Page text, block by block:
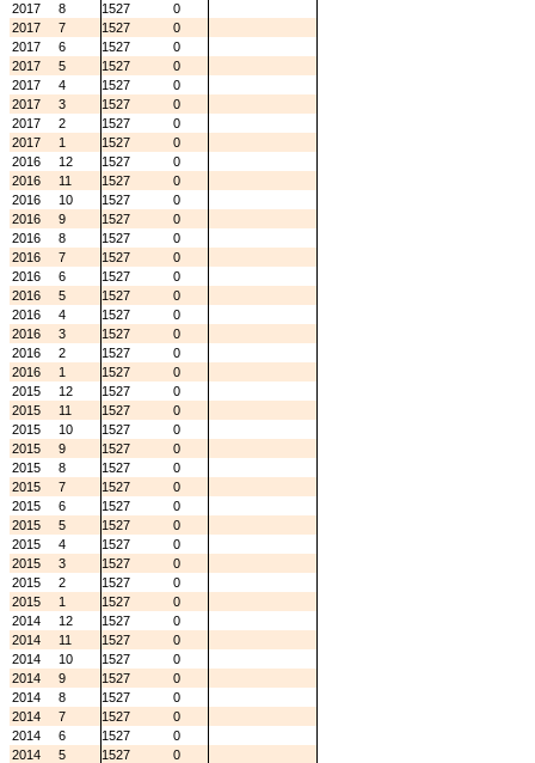
2017
8 1527
0
2017
7 1527
0
2017
6 1527
0
2017
5 1527
0
2017
4 1527
0
2017
3 1527
0
2017
2 1527
0
2017
1 1527
0
2016
12 1527
0
2016
11 1527
0
2016
10 1527
0
2016
9 1527
0
2016
8 1527
0
2016
7 1527
0
2016
6 1527
0
2016
5 1527
0
2016
4 1527
0
2016
3 1527
0
2016
2 1527
0
2016
1 1527
0
2015
12 1527
0
2015
11 1527
0
2015
10 1527
0
2015
9 1527
0
2015
8 1527
0
2015
7 1527
0
2015
6 1527
0
2015
5 1527
0
2015
4 1527
0
2015
3 1527
0
2015
2 1527
0
2015
1 1527
0
2014
12 1527
0
2014
11 1527
0
2014
10 1527
0
2014
9 1527
0
2014
8 1527
0
2014
7 1527
0
2014
6 1527
0
2014
5 1527
0